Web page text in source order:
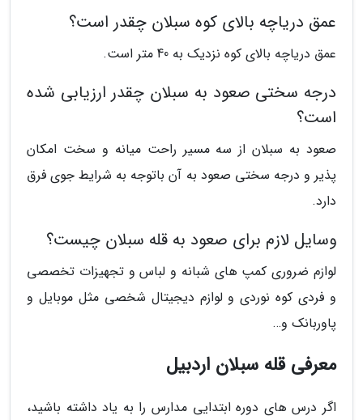
عمق دریاچه بالای کوه سبلان چقدر است؟
عمق دریاچه بالای کوه نزدیک به 40 متر است.
درجه سختی صعود به سبلان چقدر ارزیابی شده
است؟
صعود به سبلان از سه مسیر راحت میانه و سخت امکان
پذیر و درجه سختی صعود به آن باتوجه به شرایط جوی فرق
دارد.
وسایل لازم برای صعود به قله سبلان چیست؟
لوازم ضروری کمپ های شبانه و لباس و تجهیزات تخصصی
و فردی کوه نوردی و لوازم دیجیتال شخصی مثل موبایل و
پاوربانک و…
معرفی قله سبلان اردبیل
اگر درس های دوره ابتدایی مدارس را به یاد داشته باشید،